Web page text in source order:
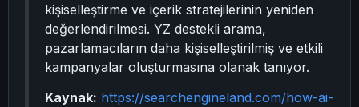
kişiselleştirme ve içerik stratejilerinin yeniden
değerlendirilmesi. YZ destekli arama,
pazarlamacıların daha kişiselleştirilmiş ve etkili
kampanyalar oluşturmasına olanak tanıyor.
Kaynak: https://searchengineland.com/how-ai-